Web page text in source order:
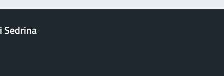
Sedrina